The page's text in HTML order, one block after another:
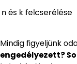
n és k felcserélése
Mindig figyeljünk
engedélyezett?